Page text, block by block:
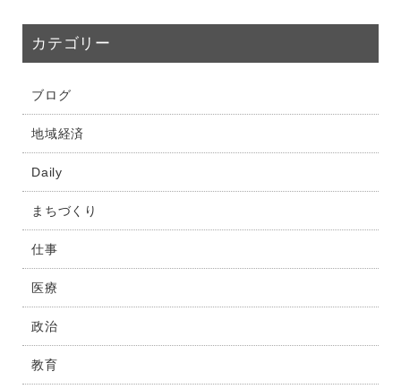
カテゴリー
ブログ
地域経済
Daily
まちづくり
仕事
医療
政治
教育